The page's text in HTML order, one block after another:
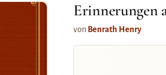
Erinnerungen
von Benrath Henry